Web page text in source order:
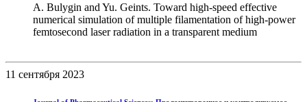
A. Bulygin and Yu. Geints. Toward high-speed effective
numerical simulation of multiple filamentation of high-power
femtosecond laser radiation in a transparent medium
11 сентября 2023